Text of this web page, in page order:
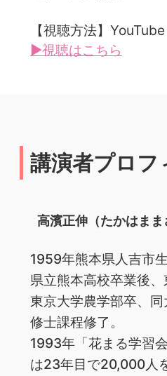
【視聴方法】YouTube
▶視聴はこちら
講演者プロフ
高濱正伸（たかはまま
1959年熊本県人吉市生
県立熊本高校卒業後、
東京大学農学部卒、
修士課程修了。
1993年「花まる学習
は23年目で20,000人